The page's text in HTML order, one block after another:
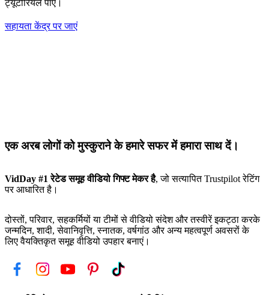
ट्यूटोरियल पाएं।
सहायता केंद्र पर जाएं
एक अरब लोगों को मुस्कुराने के हमारे सफर में हमारा साथ दें।
VidDay #1 रेटेड समूह वीडियो गिफ्ट मेकर है, जो सत्यापित Trustpilot रेटिंग
पर आधारित है।
दोस्तों, परिवार, सहकर्मियों या टीमों से वीडियो संदेश और तस्वीरें इकट्ठा करके
जन्मदिन, शादी, सेवानिवृत्ति, स्नातक, वर्षगांठ और अन्य महत्वपूर्ण अवसरों के
लिए वैयक्तिकृत समूह वीडियो उपहार बनाएं।